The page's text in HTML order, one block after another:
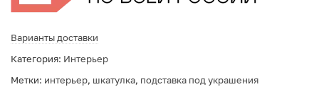
Варианты доставки
Категория: Интерьер
Метки: интерьер, шкатулка, подставка под украшения